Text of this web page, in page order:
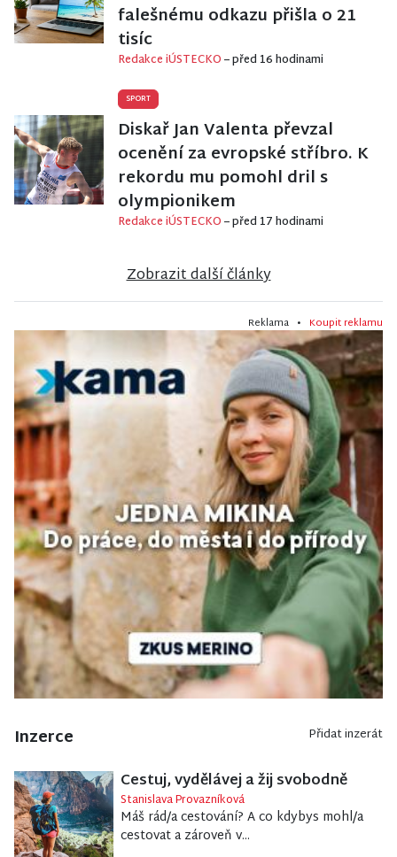
falešnému odkazu přišla o 21
tisíc
Redakce iÚSTECKO– před 16 hodinami
SPORT
Diskař Jan Valenta převzal
ocenění za evropské stříbro. K
rekordu mu pomohl dril s
olympionikem
Redakce iÚSTECKO– před 17 hodinami
Zobrazit další články
Reklama • Koupit reklamu
Inzerce Přidat inzerát
Cestuj, vydělávej a žij svobodně
Stanislava Provazníková
Máš rád/a cestování? A co kdybys mohl/a
cestovat a zároveň v...